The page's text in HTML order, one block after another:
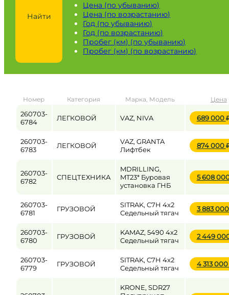
Город / регион
от до
Пробег / Наработка
Цена
Найти
Цена (по убыванию)
Цена (по возрастанию)
Год (по убыванию)
Год (по возрастанию)
Пробег (км) (по убыванию)
Пробег (км) (по возрастанию)
Номер Категория Марка, Модель Цена
260703-
6784
ЛЕГКОВОЙ VAZ, NIVA 689 000
260703-
6783
ЛЕГКОВОЙ
VAZ, GRANTA
Лифтбек
874 000
260703-
6782
СПЕЦТЕХНИКА
MDRILLING,
MT23* Буровая
установка ГНБ
5 608
260703-
6781
ГРУЗОВОЙ
SITRAK, C7H 4x2
Седельный тягач
3 883
260703-
6780
ГРУЗОВОЙ
KAMAZ, 5490 4x2
Седельный тягач
2 449
260703-
6779
ГРУЗОВОЙ
SITRAK, C7H 4x2
Седельный тягач
4 313 000
KRONE, SDR27